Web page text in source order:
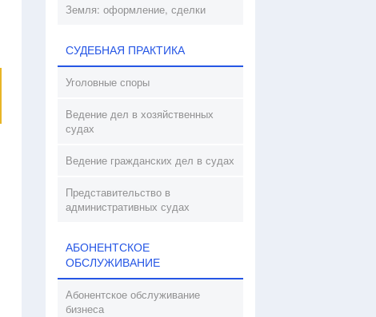
Земля: оформление, сделки
СУДЕБНАЯ ПРАКТИКА
Уголовные споры
Ведение дел в хозяйственных
судах
Ведение гражданских дел в судах
Представительство в
административных судах
АБОНЕНТСКОЕ
ОБСЛУЖИВАНИЕ
Абонентское обслуживание
бизнеса